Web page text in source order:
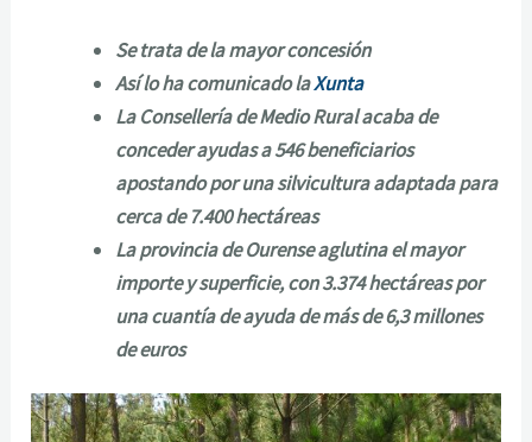
Se trata de la mayor concesión
Así lo ha comunicado laXunta
La Consellería de Medio Rural acaba de
conceder ayudas a 546 beneficiarios
apostando por una silvicultura adaptada para
cerca de 7.400 hectáreas
La provincia de Ourense aglutina el mayor
importe y superficie, con 3.374 hectáreas por
una cuantía de ayuda de más de 6,3 millones
de euros